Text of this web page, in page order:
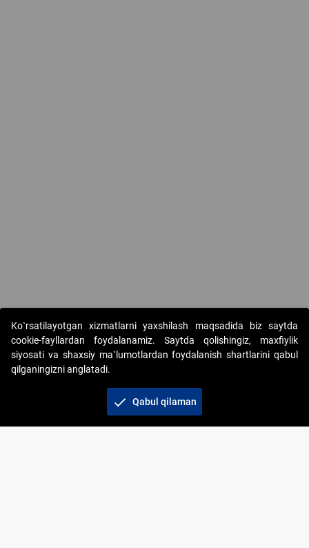
Copyright © 2017-2026. "Elektron onlayn-auksionlarni
tashkil etish" AJ. Barcha huquqlar himoyalangan
Ko`rsatilayotgan xizmatlarni yaxshilash maqsadida biz saytda
cookie-fayllardan foydalanamiz. Saytda qolishingiz, maxfiylik
siyosati va shaxsiy ma`lumotlardan foydalanish shartlarini qabul
qilganingizni anglatadi.
check Qabul qilaman